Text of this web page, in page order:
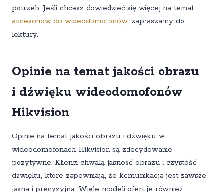
potrzeb. Jeśli chcesz dowiedzieć się więcej na temat
akcesoriów do wideodomofonów, zapraszamy do
lektury.
Opinie na temat jakości obrazu
i dźwięku wideodomofonów
Hikvision
Opinie na temat jakości obrazu i dźwięku w
wideodomofonach Hikvision są zdecydowanie
pozytywne. Klienci chwalą jasność obrazu i czystość
dźwięku, które zapewniają, że komunikacja jest zawsze
jasna i precyzyjna. Wiele modeli oferuje również